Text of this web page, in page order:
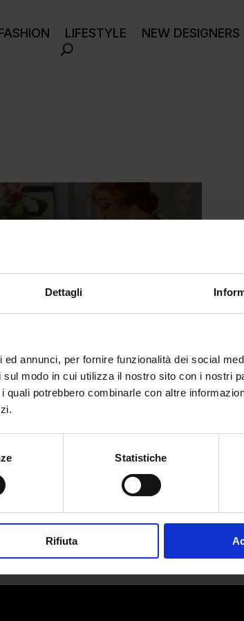
Dettagli
annunci, per fornire funzionalità dei social
modo in cui utilizza il nostro sito con i nostri
potrebbero combinarle con altre
Statistiche
Rifiuta
LIFESTYLE NEW DESIGNERS
fenomenologia del
2025, dalle colonne del New York...